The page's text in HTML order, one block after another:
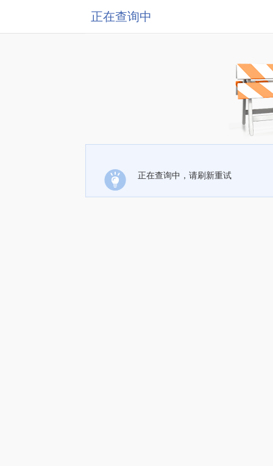
正在查询中
正在查询中，请刷新重试